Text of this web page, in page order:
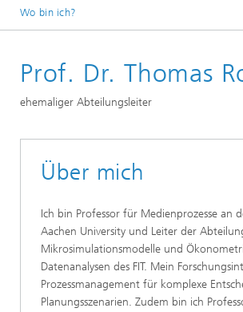
Wo bin ich?
Geschäftsfelder
Prof. Dr. Thomas
ehemaliger Abteilungsleiter
Über mich
Ich bin Professor für Medienprozesse an
Aachen University und Leiter der
Mikrosimulationsmodelle und
Datenanalysen des FIT. Mein
Prozessmanagement für komplexe
Planungsszenarien. Zudem bin ich